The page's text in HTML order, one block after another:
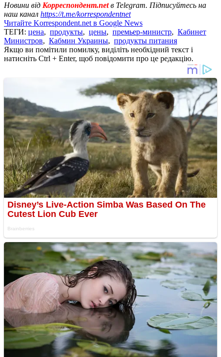
Новини від Корреспондент.netв Telegram. Підписуйтесь на
наш канал https://t.me/korrespondentnet
Читайте Korrespondent.net в Google News
ТЕГИ: цена, продукты, цены, премьер-министр, Кабинет
Министров, Кабмин Украины, продукты питания
Якщо ви помітили помилку, виділіть необхідний текст і
натисніть Ctrl + Enter, щоб повідомити про це редакцію.